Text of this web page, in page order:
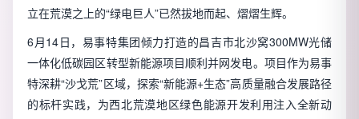
立在荒漠之上的“绿电巨人”已然拔地而起、熠熠生辉。
6月14日，易事特集团倾力打造的昌吉市北沙窝300MW光储
一体化低碳园区转型新能源项目顺利并网发电。项目作为易事
特深耕“沙戈荒”区域，探索“新能源+生态”高质量融合发展路径
的标杆实践，为西北荒漠地区绿色能源开发利用注入全新动